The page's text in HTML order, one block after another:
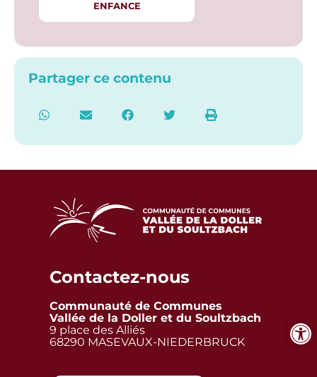
ENFANCE
Partager ce contenu
Contactez-nous
Communauté de Communes
Vallée de la Doller et du Soultzbach
9 place des Alliés
68290 MASEVAUX-NIEDERBRUCK